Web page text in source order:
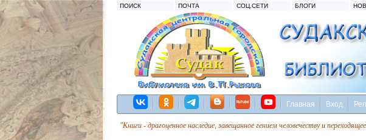
ПОИСК ПОЧТА СОЦ.СЕТИ БЛОГИ
Главная Вход
"Книги - драгоценное наследие, завещанное гением человечеству и